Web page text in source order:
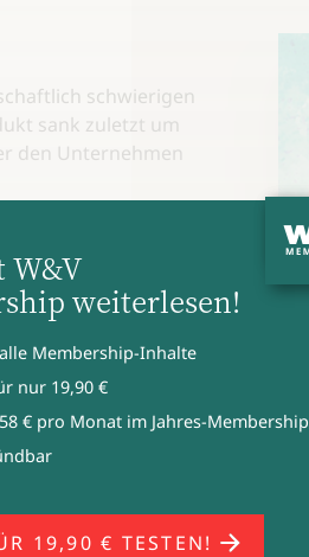
schwierigen
sank zuletzt um
den Unternehmen
im Dezember leicht
weniger zufrieden
sie blicken
2024.
W&V
weiterlesen!
Membership-Inhalte
nur 19,90 €
€ pro Monat im Jahres-Membership
19,90 € TESTEN!